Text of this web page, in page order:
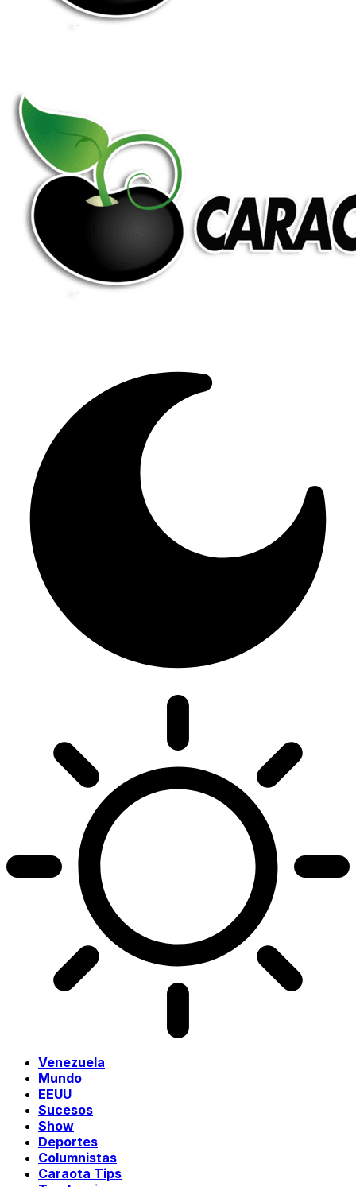
Venezuela
Mundo
EEUU
Sucesos
Show
Deportes
Columnistas
Caraota Tips